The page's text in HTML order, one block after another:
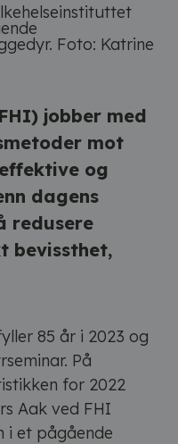
Foto: Katrine
jobber med
mot
og
dagens
redusere
bevissthet,
85 år i 2023 og
På
for 2022
Aak ved FHI
i et pågående